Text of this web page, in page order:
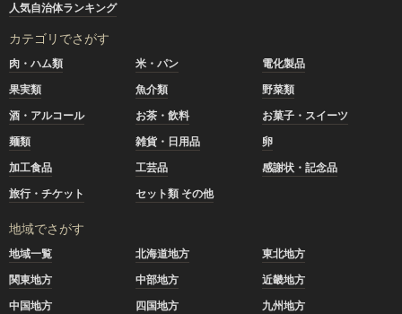
人気自治体ランキング
カテゴリでさがす
肉・ハム類 米・パン
電化製品
果実類
魚介類
野菜類
酒・アルコール
お茶・飲料
お菓子・スイーツ
麺類
雑貨・日用品
卵
加工食品
工芸品
感謝状・記念品
旅行・チケット
セット類 その他
地域でさがす
地域一覧 北海道地方
東北地方
関東地方
中部地方
近畿地方
中国地方
四国地方 九州地方